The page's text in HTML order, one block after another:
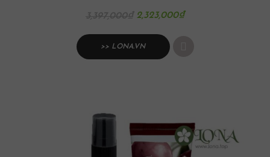
2,323,000₫
>> LONA.VN